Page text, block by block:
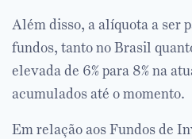
Além disso, a alíquota a ser
fundos, tanto no Brasil
elevada de 6% para 8% na
acumulados até o momento.
Em relação aos Fundos de